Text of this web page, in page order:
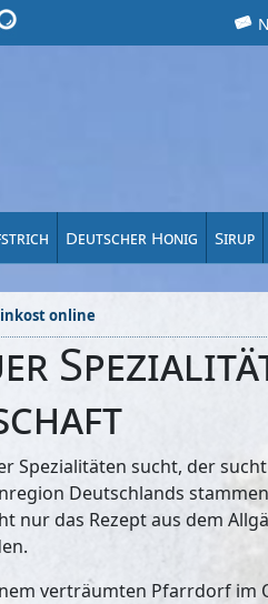
Deutscher Honig Sirup
online
Spezialitäten sucht, der
Deutschlands
nur das Rezept aus dem
verträumten Pfarrdorf im